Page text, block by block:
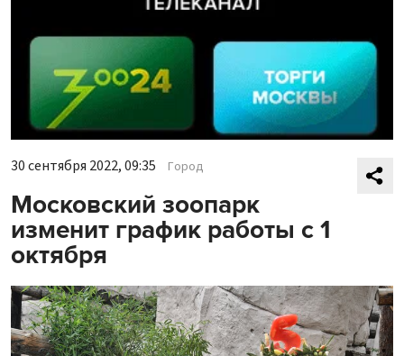
30 сентября 2022, 09:35 Город
Московский зоопарк
изменит график работы с 1
октября